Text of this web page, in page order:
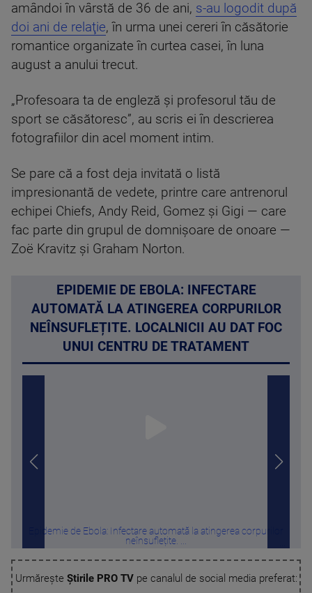
amândoi în vârstă de 36 de ani, s-au logodit după
doi ani de relaţie, în urma unei cereri în căsătorie
romantice organizate în curtea casei, în luna
august a anului trecut.
„Profesoara ta de engleză şi profesorul tău de
sport se căsătoresc”, au scris ei în descrierea
fotografiilor din acel moment intim.
Se pare că a fost deja invitată o listă
impresionantă de vedete, printre care antrenorul
echipei Chiefs, Andy Reid, Gomez şi Gigi — care
fac parte din grupul de domnişoare de onoare —
Zoë Kravitz şi Graham Norton.
EPIDEMIE DE EBOLA: INFECTARE
AUTOMATĂ LA ATINGEREA CORPURILOR
NEÎNSUFLEȚITE. LOCALNICII AU DAT FOC
UNUI CENTRU DE TRATAMENT
Epidemie de Ebola: Infectare automată la atingerea corpurilor
neînsuflețite. ...
Urmărește Știrile PRO TVpe canalul de social media preferat: